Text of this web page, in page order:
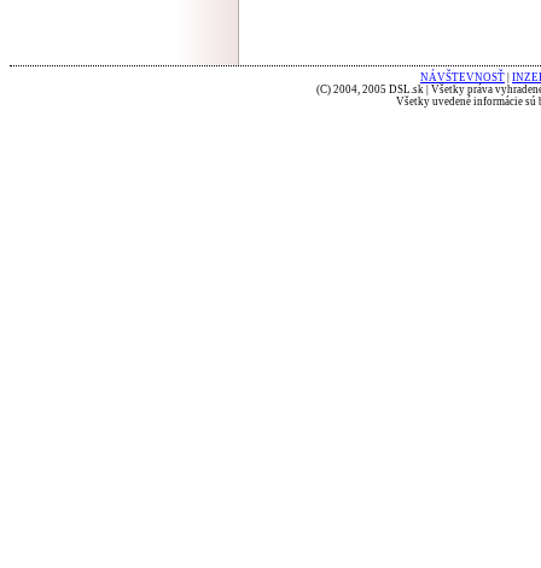
NÁVŠTEVNOSŤ
(C) 2004, 2005 DSL.sk | Všetky práva
Všetky uvedené informácie sú